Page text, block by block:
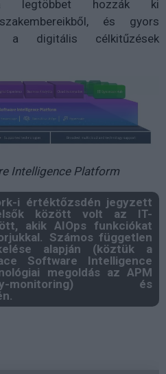
legtöbbet hozzák ki
és gyors
digitális célkitűzések
Intelligence Platform
i értéktőzsdén jegyzett
között volt az IT-
akik AIOps funkciókat
Számos független
alapján (köztük a
Software Intelligence
megoldás az APM
monitoring) és